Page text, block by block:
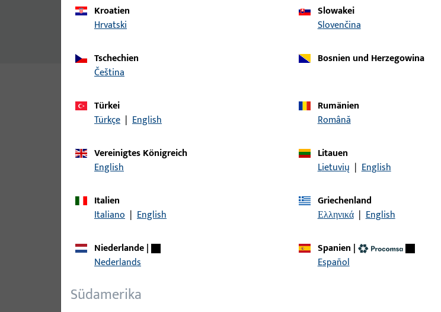
Zusatzinformationen
Ferderpuffer für Laufschiene
Varianten
Zu diesem Produkt gibt es folgende Varianten:
6-29565-00-0-7 | Federpuffer | Federpuffer kpl. 150
Kroatien
Hrvatski
Slowakei
Slovenčina
Tschechien
čeština
Bosnien und Herzegowina
Türkei
Türkçe | English
Rumänien
Română
Vereinigtes Königreich
English
Litauen
Lietuvių | English
Italien
Italiano | English
Griechenland
Ελληνικά | English
Niederlande|
Nederlands
Spanien |
Español
Südamerika